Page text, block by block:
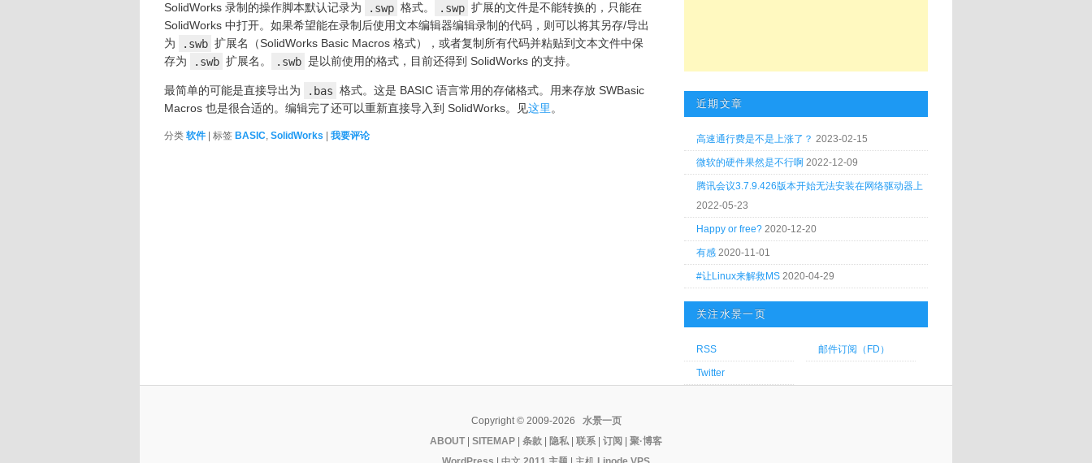
SolidWorks 录制的操作脚本默认记录为 .swp 格式。 .swp 扩展的文件是不能转换的，只能在
SolidWorks 中打开。如果希望能在录制后使用文本编辑器编辑录制的代码，则可以将其另存/导出
为
.swb 扩展名（SolidWorks Basic Macros 格式），或者复制所有代码并粘贴到文本文件中保
存为
.swb 扩展名。 .swb 是以前使用的格式，目前还得到 SolidWorks 的支持。
最简单的可能是直接导出为 .bas 格式。这是 BASIC 语言常用的存储格式。用来存放 SWBasic
Macros 也是很合适的。编辑完了还可以重新直接导入到 SolidWorks。见这里。
分类 软件 标签 BASIC, SolidWorks 我要评论
近期文章
高速通行费是不是上涨了？ 2023-02-15
微软的硬件果然是不行啊 2022-12-09
腾讯会议3.7.9.426版本开始无法安装在网络驱动器上
2022-05-23
Happy or free? 2020-12-20
有感 2020-11-01
#让Linux来解救MS 2020-04-29
关注水景一页
RSS 邮件订阅（FD）
Twitter
Copyright © 2009-2026 水景一页
ABOUT
SITEMAP 条款 隐私 联系 订阅
聚·博客